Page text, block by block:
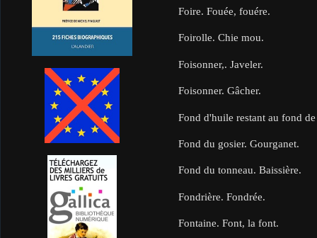
Foire. Fouée, fouére.
Foirolle. Chie mou.
Foisonner,. Javeler.
Foisonner. Gâcher.
Fond d'huile restant au fond
Fond du gosier. Gourganet.
Fond du tonneau. Baissière.
Fondrière. Fondrée.
Fontaine. Font, la font.